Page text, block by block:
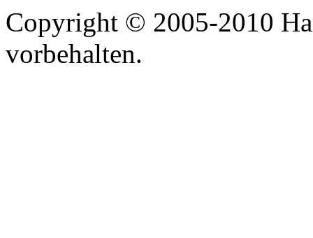
Copyright © 2005-2010
vorbehalten.